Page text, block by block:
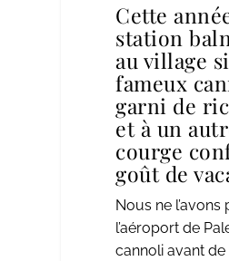
Cette
station
au village
fameux
garni de
et à un
courge
goût de
Nous ne
l’aéroport de
cannoli avant